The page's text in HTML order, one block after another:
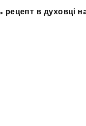
рецепт в духовці